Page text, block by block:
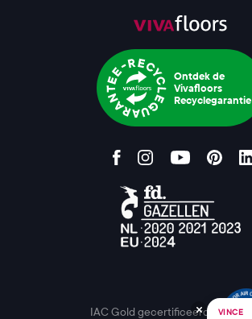
Ontdek de
Vivafloors
Recyclegarantie
IAC Gold gecertificeerd VINCE